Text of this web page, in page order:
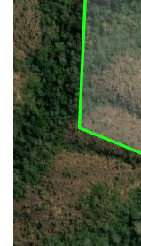
UC
Municipais
Hidrografia
1:1.000.000
(ANA)
Biomas
(IBGE)
Vegetação
(IBGE)
Rodovias